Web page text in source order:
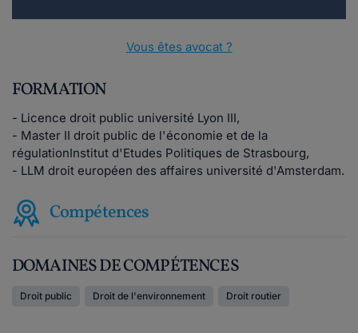
Vous êtes avocat ?
FORMATION
- Licence droit public université Lyon III,
- Master II droit public de l'économie et de la
régulationInstitut d'Etudes Politiques de Strasbourg,
- LLM droit européen des affaires université d'Amsterdam.
Compétences
DOMAINES DE COMPÉTENCES
Droit public Droit de l'environnement Droit routier